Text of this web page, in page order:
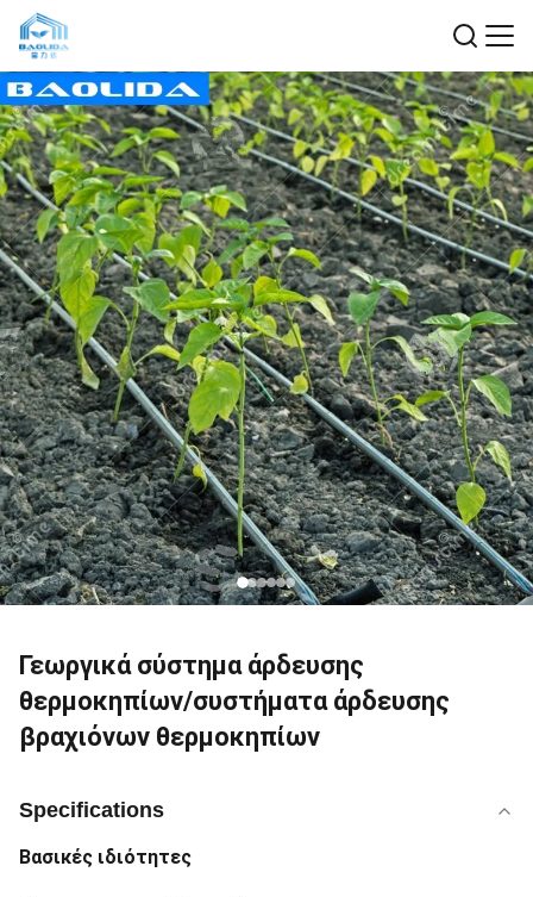
Γεωργικά σύστημα άρδευσης
θερμοκηπίων/συστήματα άρδευσης
βραχιόνων θερμοκηπίων
Specifications
Βασικές ιδιότητες